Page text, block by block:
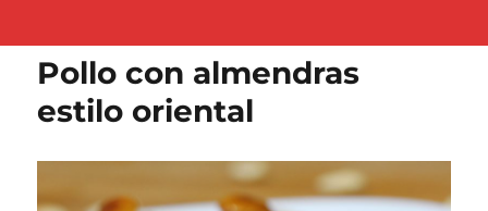
Pollo con almendras
estilo oriental